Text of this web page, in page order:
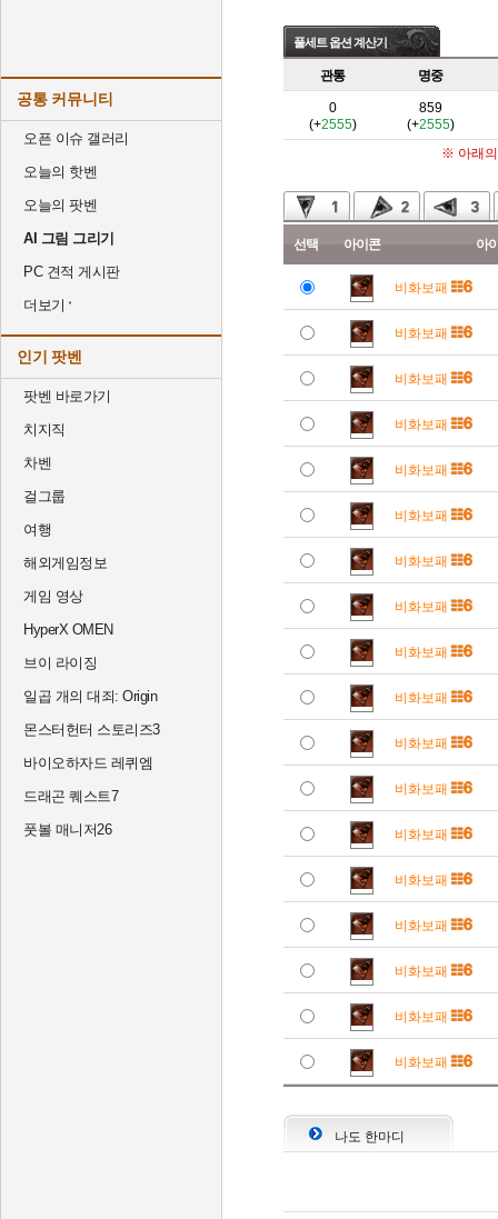
공통 커뮤니티
오픈 이슈 갤러리
오늘의 핫벤
오늘의 팟벤
AI 그림 그리기
PC 견적 게시판
더보기
인기 팟벤
팟벤 바로가기
치지직
차벤
걸그룹
여행
해외게임정보
게임 영상
HyperX OMEN
브이 라이징
일곱 개의 대죄: Origin
몬스터헌터 스토리즈3
바이오하자드 레퀴엠
드래곤 퀘스트7
풋볼 매니저26
풀세트 옵션 계산기
관통 명중
0
(+2555)
859
(+2555)
※ 아래의
선택 아이콘 아
비화보패
비화보패
비화보패
비화보패
비화보패
비화보패
비화보패
비화보패
비화보패
비화보패
비화보패
비화보패
비화보패
비화보패
비화보패
비화보패
비화보패
비화보패
나도 한마디